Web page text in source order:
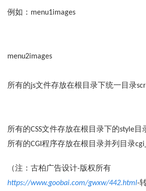
例如：menu1images
menu2images
所有的js文件存放在根目录下统一目录
所有的CSS文件存放在根目录下的style目
所有的CGI程序存放在根目录并列目录
（注：古柏广告设计-版权所有
https://www.goobai.com/gwxw/442.html-